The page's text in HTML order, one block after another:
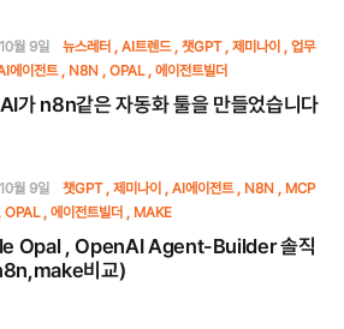
월 9일 뉴스레터 AI트렌드 챗GPT 제미나이
업무
에이전트 N8N OPAL 에이전트빌더
가 n8n같은 자동화 툴을 만들었습니다
월 9일 챗GPT 제미나이 AI에이전트 N8N
MCP
OPAL 에이전트빌더 MAKE
Opal , OpenAI Agent-Builder 솔직
비교)